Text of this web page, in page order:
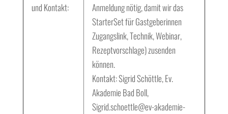
und Kontakt:
Anmeldung nötig, damit wir das
StarterSet für Gastgeberinnen
Zugangslink, Technik, Webinar,
Rezeptvorschlage) zusenden
können.
Kontakt: Sigrid Schöttle, Ev.
Akademie Bad Boll,
Sigrid.schoettle@ev-akademie-